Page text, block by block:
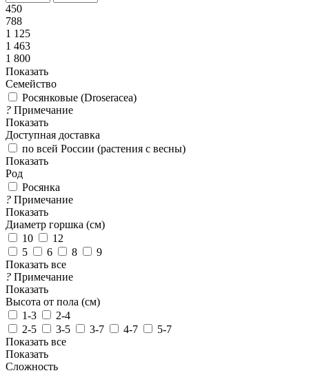
450
788
1 125
1 463
1 800
Показать
Семейство
Росянковые (Droseracea)
? Примечание
Показать
Доступная доставка
по всей России (растения с весны)
Показать
Род
Росянка
? Примечание
Показать
Диаметр горшка (см)
10
12
5
6 8
9
Показать все
? Примечание
Показать
Высота от пола (см)
1-3
2-4
2-5
3-5 3-7 4-7
5-7
Показать все
Показать
Сложность